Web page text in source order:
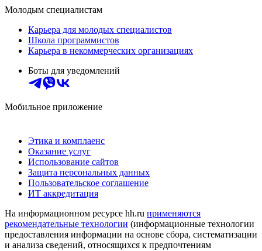
Молодым специалистам
Карьера для молодых специалистов
Школа программистов
Карьера в некоммерческих организациях
Боты для уведомлений
Мобильное приложение
Этика и комплаенс
Оказание услуг
Использование сайтов
Защита персональных данных
Пользовательское соглашение
ИТ аккредитация
На информационном ресурсе hh.ru применяются
рекомендательные технологии (информационные технологии
предоставления информации на основе сбора, систематизации
и анализа сведений, относящихся к предпочтениям